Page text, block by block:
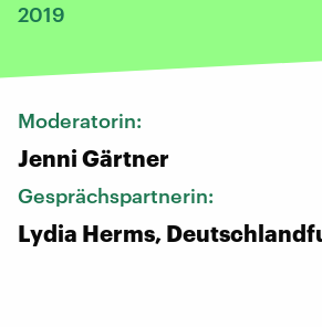
2019
Moderatorin:
Jenni Gärtner
Gesprächspartnerin:
Lydia Herms,